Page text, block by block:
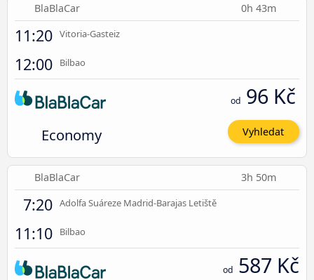
BlaBlaCar 0h 43m
11:20 Vitoria-Gasteiz
12:00 Bilbao
Economy
od 96 Kč
Vyhledat
BlaBlaCar 3h 50m
7:20 Adolfa Suáreze Madrid-Barajas Letiště
11:10 Bilbao
od 587 Kč